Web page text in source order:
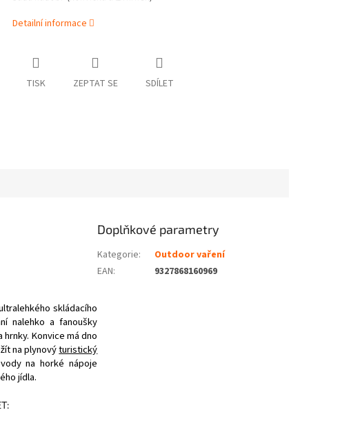
Detailní informace
TISK ZEPTAT SE SDÍLET
skládacího
nalehko a fanoušky
Konvice má dno
na plynovýturistický
na horké nápoje
jídla.
Doplňkové parametry
Kategorie:
Outdoor vaření
EAN: 9327868160969